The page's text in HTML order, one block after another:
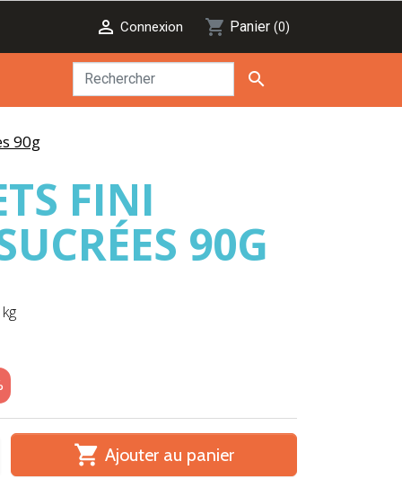
 Connexion shopping_cart Panier (0)

90g
FINI
90G
 Ajouter au panier